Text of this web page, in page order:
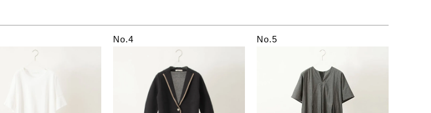
No.4 No.5